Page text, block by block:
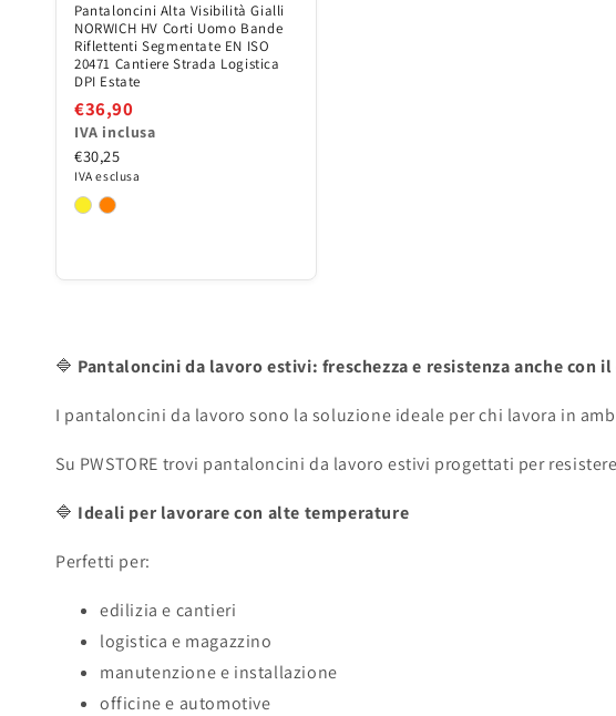
Pantaloncini Alta Visibilità Gialli
NORWICH HV Corti Uomo Bande
Riflettenti Segmentate EN ISO
20471 Cantiere Strada Logistica
DPI Estate
€36,90
IVA inclusa
€30,25
IVA esclusa
🔷 Pantaloncini da lavoro estivi: freschezza e resistenza anche con
I pantaloncini da lavoro sono la soluzione ideale per chi lavora in
Su PWSTORE trovi pantaloncini da lavoro estivi progettati per
🔷 Ideali per lavorare con alte temperature
Perfetti per:
edilizia e cantieri
logistica e magazzino
manutenzione e installazione
officine e automotive